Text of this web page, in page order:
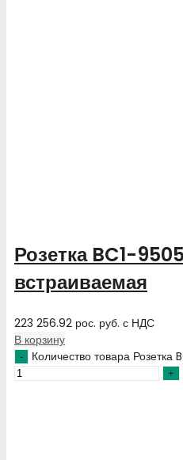
Розетка BC1-
встраиваемая
223 256.92 рос. руб. с НДС
В корзину
Количество товара